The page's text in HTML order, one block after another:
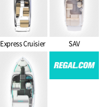
Express Cruisier SAV